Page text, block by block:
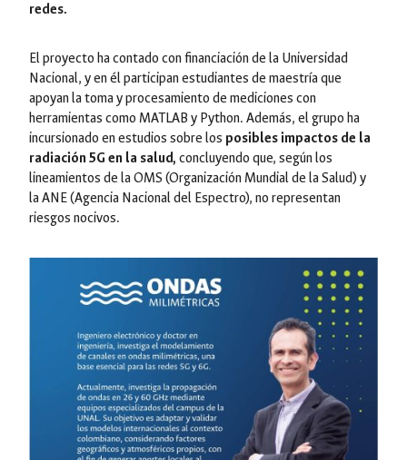
redes.
El proyecto ha contado con financiación de la Universidad
Nacional, y en él participan estudiantes de maestría que
apoyan la toma y procesamiento de mediciones con
herramientas como MATLAB y Python. Además, el grupo ha
incursionado en estudios sobre los posibles impactos de la
radiación 5G en la salud, concluyendo que, según los
lineamientos de la OMS (Organización Mundial de la Salud) y
la ANE (Agencia Nacional del Espectro), no representan
riesgos nocivos.